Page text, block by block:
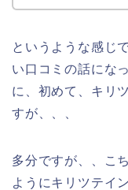
というような感じ
い口コミの話にな
に、初めて、キリ
すが、、、
多分ですが、、こ
ようにキリツテイ